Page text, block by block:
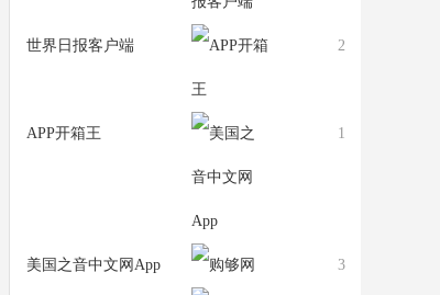
世界日报客户端 2
APP开箱王 1
美国之音中文网App 3